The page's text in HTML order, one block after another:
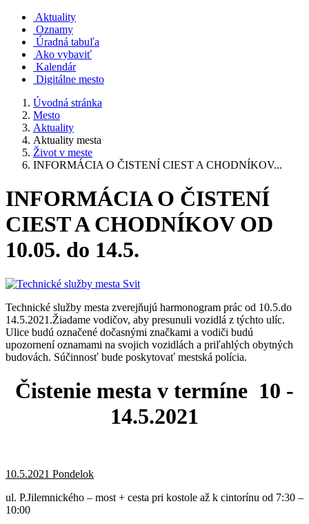
Aktuality
Oznamy
Úradná tabuľa
Ako vybaviť
Kalendár
Digitálne mesto
Úvodná stránka
Mesto
Aktuality
Aktuality mesta
Život v meste
INFORMÁCIA O ČISTENÍ CIEST A CHODNÍKOV...
INFORMÁCIA O ČISTENÍ
CIEST A CHODNÍKOV OD
10.05. do 14.5.
Technické služby mesta zverejňujú harmonogram prác od 10.5.do
14.5.2021.Žiadame vodičov, aby presunuli vozidlá z týchto ulíc.
Ulice budú označené dočasnými značkami a vodiči budú
upozornení oznamami na svojich vozidlách a priľahlých obytných
budovách. Súčinnosť bude poskytovať mestská polícia.
Čistenie mesta v termíne 10 -
14.5.2021
10.5.2021 Pondelok
ul. P.Jilemnického – most + cesta pri kostole až k cintorínu od 7:30 –
10:00